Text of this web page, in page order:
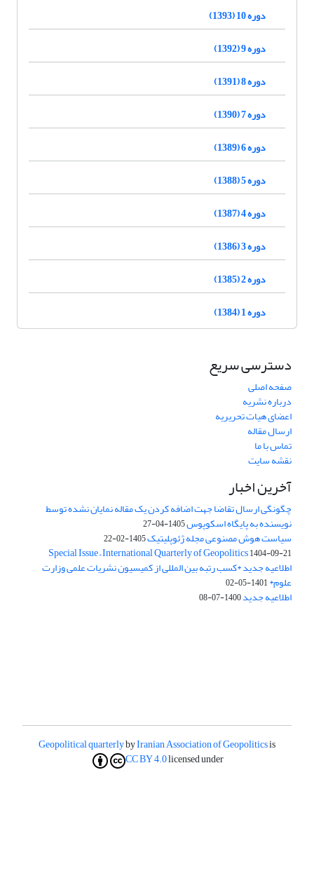
دوره 10 (1393)
دوره 9 (1392)
دوره 8 (1391)
دوره 7 (1390)
دوره 6 (1389)
دوره 5 (1388)
دوره 4 (1387)
دوره 3 (1386)
دوره 2 (1385)
دوره 1 (1384)
دسترسی سریع
صفحه اصلی
درباره نشریه
اعضای هیات تحریریه
ارسال مقاله
تماس با ما
نقشه سایت
آخرین اخبار
چگونگی ارسال تقاضا جهت اضافه کردن یک مقاله نمایان نشده توسط
نویسنده به پایگاه اسکوپوس1405-04-27
سیاست هوش مصنوعی مجله ژئوپلیتیک1405-02-22
Special Issue – International Quarterly of Geopolitics1404-09-21
اطلاعیه جدید *کسب رتبه بین المللی از کمیسیون نشریات علمی وزارت
علوم*1401-05-02
اطلاعیه جدید1400-07-08
Geopolitical quarterlybyIranian Association of Geopoliticsis
licensed under
CC BY 4.0